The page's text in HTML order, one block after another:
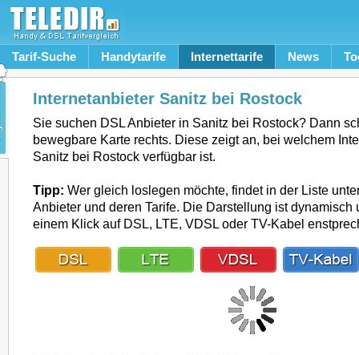
Tarif-Suche Handytarife Internettarife News
Internetanbieter Sanitz bei Rostock
Sie suchen DSL Anbieter in Sanitz bei Rostock? Dann
bewegbare Karte rechts. Diese zeigt an, bei welchem
Sanitz bei Rostock verfügbar ist.
Tipp: Wer gleich loslegen möchte, findet in der Liste
Anbieter und deren Tarife. Die Darstellung ist dynamisch
einem Klick auf DSL, LTE, VDSL oder TV-Kabel